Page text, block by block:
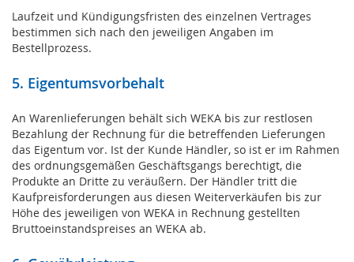
Laufzeit und Kündigungsfristen des einzelnen Vertrages
bestimmen sich nach den jeweiligen Angaben im
Bestellprozess.
5. Eigentumsvorbehalt
An Warenlieferungen behält sich WEKA bis zur restlosen
Bezahlung der Rechnung für die betreffenden Lieferungen
das Eigentum vor. Ist der Kunde Händler, so ist er im Rahmen
des ordnungsgemäßen Geschäftsgangs berechtigt, die
Produkte an Dritte zu veräußern. Der Händler tritt die
Kaufpreisforderungen aus diesen Weiterverkäufen bis zur
Höhe des jeweiligen von WEKA in Rechnung gestellten
Bruttoeinstandspreises an WEKA ab.